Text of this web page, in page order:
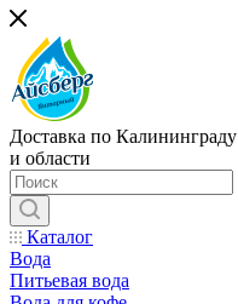
Доставка по Калининграду
и области
Каталог
Вода
Питьевая вода